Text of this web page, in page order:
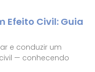
Efeito Civil: Guia
e conduzir um
— conhecendo